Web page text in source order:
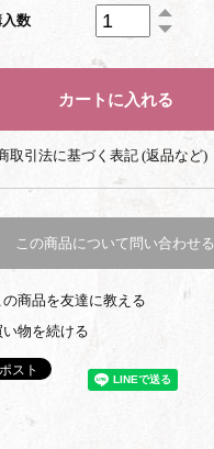
数
取引法に基づく表記 (返品など)
この商品について問い合わせる
の商品を友達に教える
い物を続ける